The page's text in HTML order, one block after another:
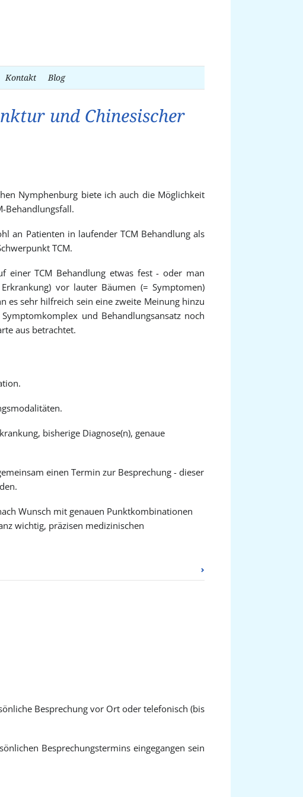
Kontakt Blog
und Chinesischer
Nymphenburg biete ich auch die Möglichkeit
Behandlungsfall.
an Patienten in laufender TCM Behandlung als
TCM.
einer TCM Behandlung etwas fest - oder man
vor lauter Bäumen (= Symptomen)
es sehr hilfreich sein eine zweite Meinung hinzu
und Behandlungsansatz noch
aus betrachtet.
bisherige Diagnose(n), genaue
einen Termin zur Besprechung - dieser
Wunsch mit genauen Punktkombinationen
wichtig, präzisen medizinischen
Besprechung vor Ort oder telefonisch (bis
Besprechungstermins eingegangen sein